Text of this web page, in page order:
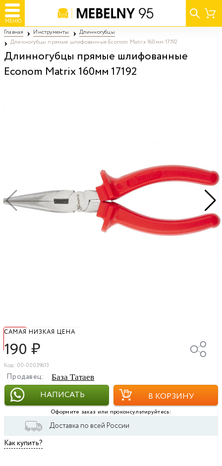
МЕНЮ
Главная Инструменты
Длинногубцы
Длинногубцы прямые шлифованные Econom Matrix 160мм 17192
Длинногубцы прямые шлифованные
Econom Matrix 160мм 17192
САМАЯ НИЗКАЯ ЦЕНА
190 ₽
Код: 00-00039613
Продавец: База Татаев
НАПИСАТЬ В КОРЗИНУ
Оформите заказ или проконсультируйтесь:
Доставка по всей России
Как купить?